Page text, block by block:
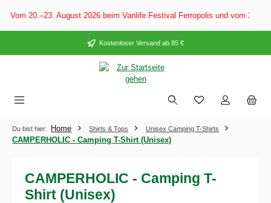
springen
20.–23. August 2026 beim Vanlife Festival Ferropolis und vom 28.
Kostenloser Versand ab 85 €
Du bist hier: Home Shirts & Tops Unisex Camping T-Shirts
CAMPERHOLIC - Camping T-Shirt (Unisex)
CAMPERHOLIC - Camping T-
Shirt (Unisex)